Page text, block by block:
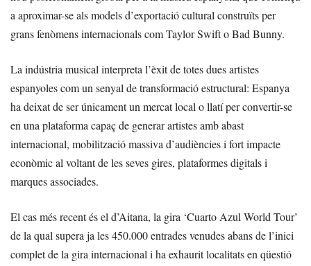
a aproximar-se als models d’exportació cultural construïts per
grans fenòmens internacionals com Taylor Swift o Bad Bunny.
La indústria musical interpreta l’èxit de totes dues artistes
espanyoles com un senyal de transformació estructural: Espanya
ha deixat de ser únicament un mercat local o llatí per convertir-se
en una plataforma capaç de generar artistes amb abast
internacional, mobilització massiva d’audiències i fort impacte
econòmic al voltant de les seves gires, plataformes digitals i
marques associades.
El cas més recent és el d’Aitana, la gira ‘Cuarto Azul World Tour’
de la qual supera ja les 450.000 entrades venudes abans de l’inici
complet de la gira internacional i ha exhaurit localitats en qüestió